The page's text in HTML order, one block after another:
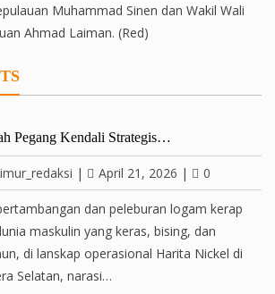
Muhammad Sinen dan Wakil Wali
Ahmad Laiman. (Red)
Pegang Kendali Strategis…
| April 21, 2026 | 0
dan peleburan logam kerap
maskulin yang keras, bising, dan
di lanskap operasional Harita Nickel di
Selatan, narasi…